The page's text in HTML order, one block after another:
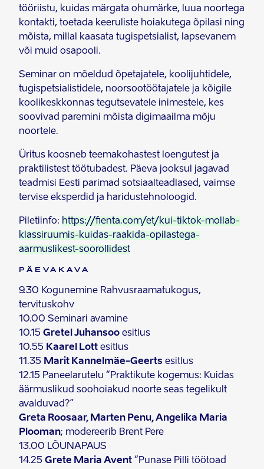
tööriistu, kuidas märgata ohumärke, luua noortega
kontakti, toetada keeruliste hoiakutega õpilasi ning
mõista, millal kaasata tugispetsialist, lapsevanem
või muid osapooli.
Seminar on mõeldud õpetajatele, koolijuhtidele,
tugispetsialistidele, noorsootöötajatele ja kõigile
koolikeskkonnas tegutsevatele inimestele, kes
soovivad paremini mõista digimaailma mõju
noortele.
Üritus koosneb teemakohastest loengutest ja
praktilistest töötubadest. Päeva jooksul jagavad
teadmisi Eesti parimad sotsiaalteadlased, vaimse
tervise eksperdid ja haridustehnoloogid.
Piletiinfo: https://fienta.com/et/kui-tiktok-mollab-
klassiruumis-kuidas-raakida-opilastega-
aarmuslikest-soorollidest
PÄEVAKAVA
9.30 Kogunemine Rahvusraamatukogus,
tervituskohv
10.00 Seminari avamine
10.15 Gretel Juhansoo esitlus
10.55 Kaarel Lott esitlus
11.35 Marit Kannelmäe-Geerts esitlus
12.15 Paneelarutelu “Praktikute kogemus: Kuidas
äärmuslikud soohoiakud noorte seas tegelikult
avalduvad?”
Greta Roosaar, Marten Penu, Angelika Maria
Plooman; modereerib Brent Pere
13.00 LÕUNAPAUS
14.25 Grete Maria Avent “Punase Pilli töötoad